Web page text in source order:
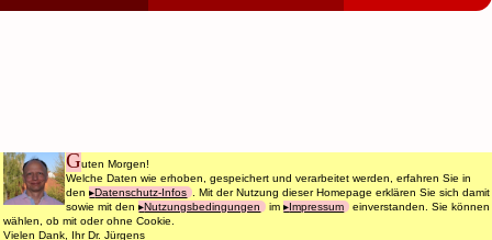
Guten Morgen!
Welche Daten wie erhoben, gespeichert und verarbeitet werden, erfahren Sie in
den Datenschutz-Infos
. Mit der Nutzung dieser Homepage erklären Sie sich damit
sowie mit den Nutzungsbedingungen im Impressum
einverstanden. Sie können
wählen, ob mit oder ohne Cookie.
Vielen Dank, Ihr Dr. Jürgens